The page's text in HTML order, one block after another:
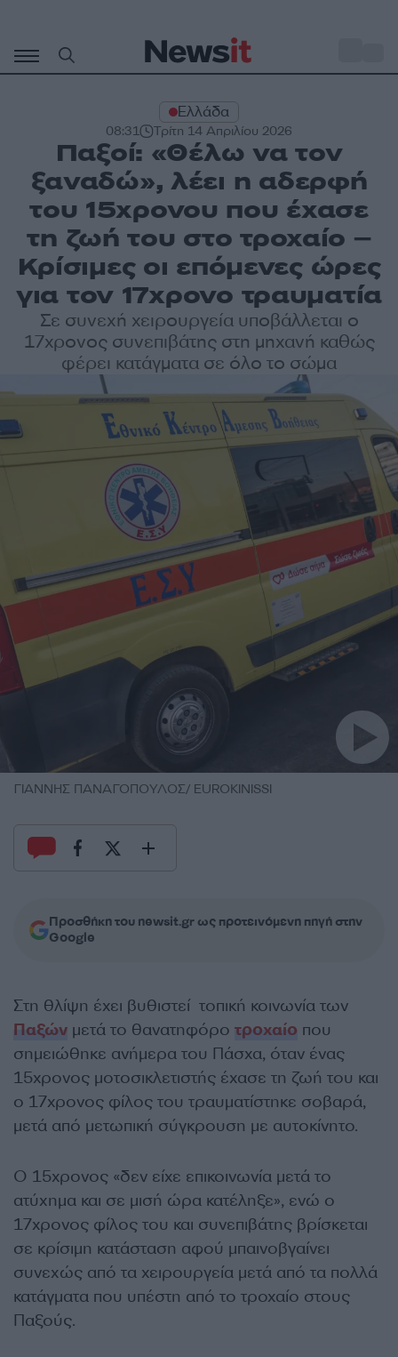
περιεχόμενο
Ελλάδα
08:31 Τρίτη 14 Απριλίου 2026
Παξοί: «Θέλω να τον
ξαναδώ», λέει η αδερφή
του 15χρονου που έχασε
τη ζωή του στο τροχαίο –
Κρίσιμες οι επόμενες ώρες
για τον 17χρονο τραυματία
Σε συνεχή χειρουργεία υποβάλλεται ο
17χρονος συνεπιβάτης στη μηχανή καθώς
φέρει κατάγματα σε όλο το σώμα
ΓΙΑΝΝΗΣ ΠΑΝΑΓΟΠΟΥΛΟΣ/ EUROKINISSI
Προσθήκη του newsit.gr ως προτεινόμενη πηγή στην
Google
Στη θλίψη έχει βυθιστεί τοπική κοινωνία των
Παξών μετά το θανατηφόρο τροχαίο που
σημειώθηκε ανήμερα του Πάσχα, όταν ένας
15χρονος μοτοσικλετιστής έχασε τη ζωή του και
ο 17χρονος φίλος του τραυματίστηκε σοβαρά,
μετά από μετωπική σύγκρουση με αυτοκίνητο.
Ο 15χρονος «δεν είχε επικοινωνία μετά το
ατύχημα και σε μισή ώρα κατέληξε», ενώ ο
17χρονος φίλος του και συνεπιβάτης βρίσκεται
σε κρίσιμη κατάσταση αφού μπαινοβγαίνει
συνεχώς από τα χειρουργεία μετά από τα πολλά
κατάγματα που υπέστη από το τροχαίο στους
Παξούς.